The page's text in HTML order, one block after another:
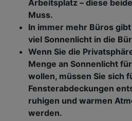
Arbeitsplatz ­– diese
Muss.
In immer mehr Büros
viel Sonnenlicht in die
Wenn Sie die
Menge an Sonnenlicht
wollen, müssen Sie sich
Fensterabdeckungen
ruhigen und warmen
werden.